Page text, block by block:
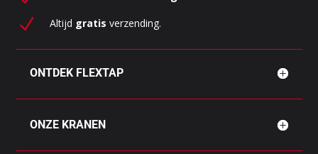
N Altijd gratis verzending.
ONTDEK FLEXTAP
ONZE KRANEN